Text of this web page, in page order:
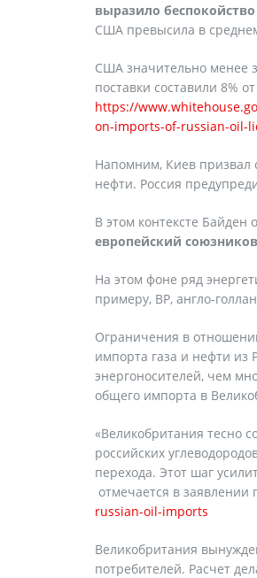
выразило
США превысила в
США значительно менее
поставки составили 8%
https://
on-imports-of-russian-oil-
Напомним, Киев призвал
нефти. Россия
В этом контексте Байден
европейский
На этом фоне ряд
примеру, BP, англо-
Ограничения в
импорта газа и нефти из
энергоносителей, чем
общего импорта в
«Великобритания тесно
российских
перехода. Этот шаг
отмечается в заявлении
russian-oil-imports
Великобритания
потребителей. Расчет